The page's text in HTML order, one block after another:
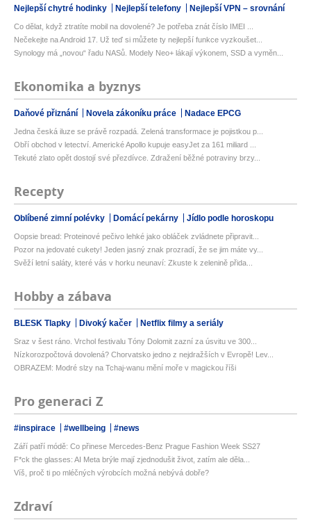
Nejlepší chytré hodinky Nejlepší telefony Nejlepší VPN – srovnání
Co dělat, když ztratíte mobil na dovolené? Je potřeba znát číslo IMEI ...
Nečekejte na Android 17. Už teď si můžete ty nejlepší funkce vyzkoušet...
Synology má „novou“ řadu NASů. Modely Neo+ lákají výkonem, SSD a vyměn...
Ekonomika a byznys
Daňové přiznání Novela zákoníku práce Nadace EPCG
Jedna česká iluze se právě rozpadá. Zelená transformace je pojistkou p...
Obří obchod v letectví. Americké Apollo kupuje easyJet za 161 miliard ...
Tekuté zlato opět dostojí své přezdívce. Zdražení běžné potraviny brzy...
Recepty
Oblíbené zimní polévky Domácí pekárny Jídlo podle horoskopu
Oopsie bread: Proteinové pečivo lehké jako obláček zvládnete připravit...
Pozor na jedovaté cukety! Jeden jasný znak prozradí, že se jim máte vy...
Svěží letní saláty, které vás v horku neunaví: Zkuste k zelenině přida...
Hobby a zábava
BLESK Tlapky Divoký kačer Netflix filmy a seriály
Sraz v šest ráno. Vrchol festivalu Tóny Dolomit zazní za úsvitu ve 300...
Nízkorozpočtová dovolená? Chorvatsko jedno z nejdražších v Evropě! Lev...
OBRAZEM: Modré slzy na Tchaj-wanu mění moře v magickou říši
Pro generaci Z
#inspirace #wellbeing #news
Září patří módě: Co přinese Mercedes-Benz Prague Fashion Week SS27
F*ck the glasses: AI Meta brýle mají zjednodušit život, zatím ale děla...
Víš, proč ti po mléčných výrobcích možná nebývá dobře?
Zdraví